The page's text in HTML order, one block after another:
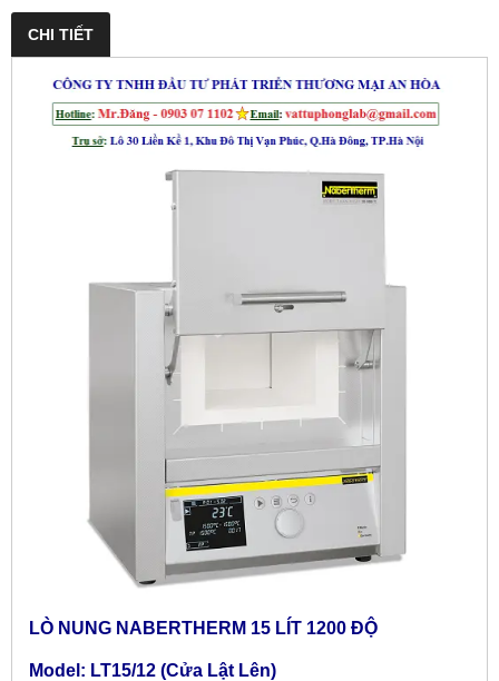
CHI TIẾT
LÒ NUNG NABERTHERM 15 LÍT 1200 ĐỘ
Model: LT15/12 (Cửa Lật Lên)